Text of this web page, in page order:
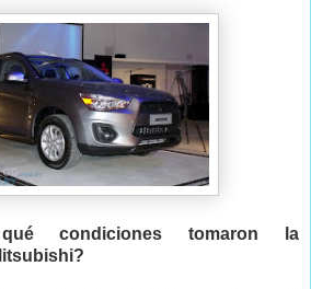
condiciones tomaron la